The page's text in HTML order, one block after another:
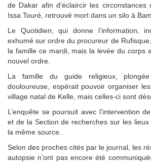
de Dakar afin d’éclaircir les
Issa Touré, retrouvé mort dans un silo à
Le Quotidien, qui donne l’information,
exhumé sur ordre du procureur de
la famille ce mardi, mais la levée du corps
nouvel ordre.
La famille du guide religieux,
douloureuse, espérait pouvoir organiser
village natal de Kelle, mais celles-ci sont
L’enquête se poursuit avec l’intervention
et de la Section de recherches sur les
la même source.
Selon des proches cités par le journal, les
autopsie n’ont pas encore été